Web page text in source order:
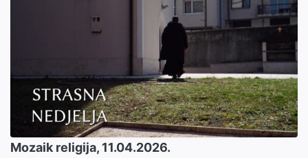
Mozaik religija, 11.04.2026.